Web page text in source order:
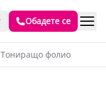
Обадете се
Тониращо фолио